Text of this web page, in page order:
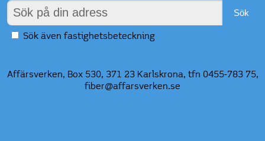
Sök även fastighetsbeteckning
Affärsverken, Box 530, 371 23 Karlskrona, tfn 0455-783 75,
fiber@affarsverken.se